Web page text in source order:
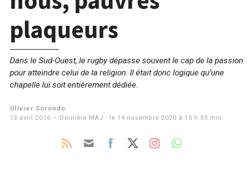
plaqueurs
Dans le Sud-Ouest, le rugby dépasse souvent le cap de la passion
pour atteindre celui de la religion. Il était donc logique qu’une
chapelle lui soit entièrement dédiée.
Olivier Sorondo
13 avril 2016 – Dernière MAJ : le 14 novembre 2020 à 15 h 55 min